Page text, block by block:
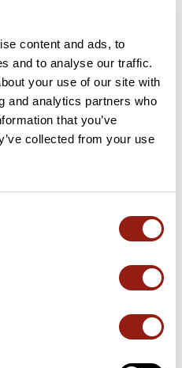
content and ads, to
and to analyse our traffic.
your use of our site with
and analytics partners who
that you’ve
collected from your use